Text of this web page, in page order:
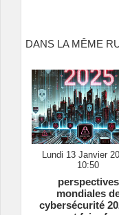
DANS LA MÊME
Lundi 13 Janvier
10:50
perspectives
mondiales
cybersécurité